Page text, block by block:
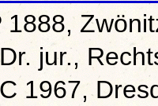
1888,
jur.,
1967,